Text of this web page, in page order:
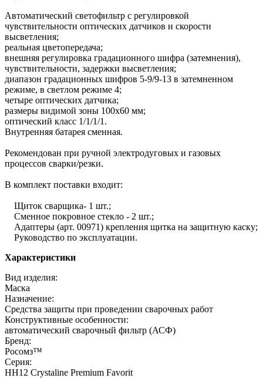
Автоматический светофильтр с регулировкой
чувствительности оптических датчиков и скорости
высветления;
реальная цветопередача;
внешняя регулировка градационного шифра (затемнения),
чувствительности, задержки высветления;
диапазон градационных шифров 5-9/9-13 в затемненном
режиме, в светлом режиме 4;
четыре оптических датчика;
размеры видимой зоны 100х60 мм;
оптический класс 1/1/1/1.
Внутренняя батарея сменная.
Рекомендован при ручной электродуговых и газовых
процессов сварки/резки.
В комплект поставки входит:
Щиток сварщика- 1 шт.;
Сменное покровное стекло - 2 шт.;
Адаптеры (арт. 00971) крепления щитка на защитную каску;
Руководство по эксплуатации.
Характеристики
Вид изделия:
Маска
Назначение:
Средства защиты при проведении сварочных работ
Конструктивные особенности:
автоматический сварочный фильтр (АСФ)
Бренд:
Росомз™
Серия:
НН12 Crystaline Premium Favorit